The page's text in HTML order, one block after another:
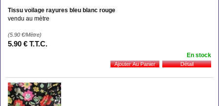
Tissu voilage rayures bleu blanc rouge
vendu au mètre
(5.90 €/Mètre)
5.90 € T.T.C.
En stock